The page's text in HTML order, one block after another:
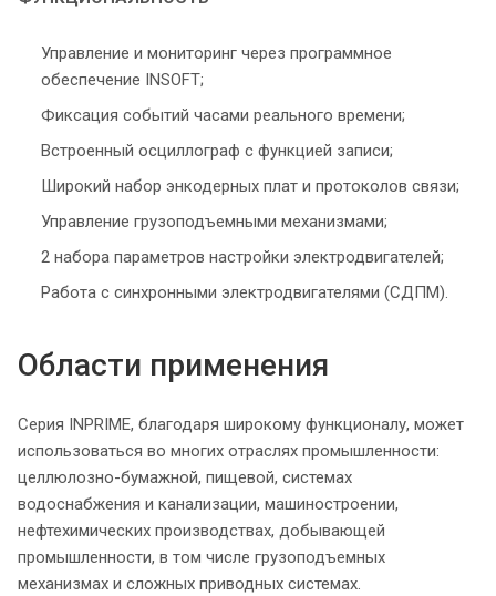
Управление и мониторинг через программное
обеспечение INSOFT;
Фиксация событий часами реального времени;
Встроенный осциллограф с функцией записи;
Широкий набор энкодерных плат и протоколов связи;
Управление грузоподъемными механизмами;
2 набора параметров настройки электродвигателей;
Работа с синхронными электродвигателями (СДПМ).
Области применения
Серия INPRIME, благодаря широкому функционалу, может
использоваться во многих отраслях промышленности:
целлюлозно-бумажной, пищевой, системах
водоснабжения и канализации, машиностроении,
нефтехимических производствах, добывающей
промышленности, в том числе грузоподъемных
механизмах и сложных приводных системах.